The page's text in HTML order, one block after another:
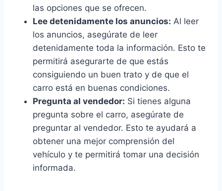
las opciones que se ofrecen.
Lee detenidamente los anuncios: Al leer
los anuncios, asegúrate de leer
detenidamente toda la información. Esto te
permitirá asegurarte de que estás
consiguiendo un buen trato y de que el
carro está en buenas condiciones.
Pregunta al vendedor: Si tienes alguna
pregunta sobre el carro, asegúrate de
preguntar al vendedor. Esto te ayudará a
obtener una mejor comprensión del
vehículo y te permitirá tomar una decisión
informada.